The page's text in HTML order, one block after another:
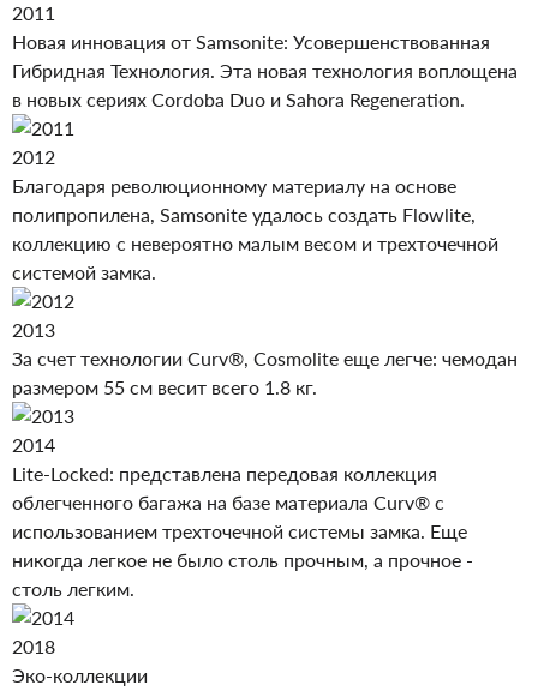
2011
Новая инновация от Samsonite: Усовершенствованная
Гибридная Технология. Эта новая технология воплощена
в новых сериях Cordoba Duo и Sahora Regeneration.
2012
Благодаря революционному материалу на основе
полипропилена, Samsonite удалось создать Flowlite,
коллекцию с невероятно малым весом и трехточечной
системой замка.
2013
За счет технологии Curv®, Cosmolite еще легче: чемодан
размером 55 см весит всего 1.8 кг.
2014
Lite-Locked: представлена передовая коллекция
облегченного багажа на базе материала Curv® с
использованием трехточечной системы замка. Еще
никогда легкое не было столь прочным, а прочное -
столь легким.
2018
Эко-коллекции